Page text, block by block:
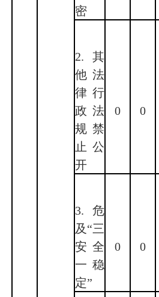
密
2.其
他法
律行
政法
规禁
止公
开
0 0
3.危
及“三
安全
一稳
定”
0 0